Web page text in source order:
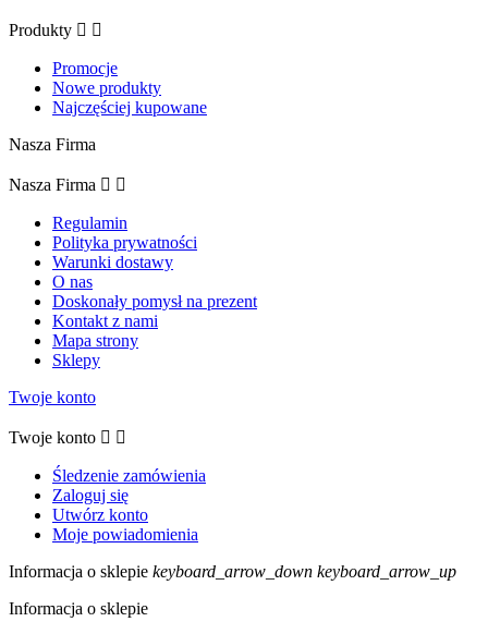
Produkty  
Promocje
Nowe produkty
Najczęściej kupowane
Nasza Firma
Nasza Firma  
Regulamin
Polityka prywatności
Warunki dostawy
O nas
Doskonały pomysł na prezent
Kontakt z nami
Mapa strony
Sklepy
Twoje konto
Twoje konto  
Śledzenie zamówienia
Zaloguj się
Utwórz konto
Moje powiadomienia
Informacja o sklepie keyboard_arrow_down keyboard_arrow_up
Informacja o sklepie